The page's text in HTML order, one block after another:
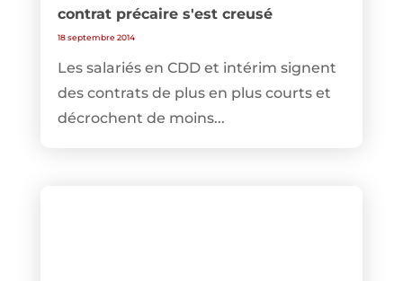
contrat précaire s'est creusé
18 septembre 2014
Les salariés en CDD et intérim signent
des contrats de plus en plus courts et
décrochent de moins...